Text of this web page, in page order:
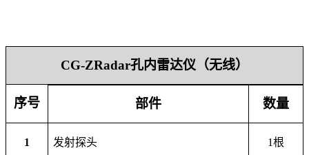
CG-ZRadar孔内雷达仪（无线）
序号 部件 数量
1 发射探头 1根